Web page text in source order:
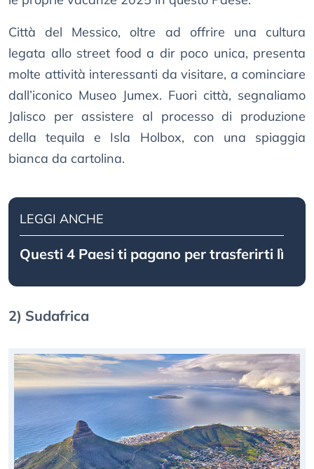
Città del Messico, oltre ad offrire una cultura
legata allo street food a dir poco unica, presenta
molte attività interessanti da visitare, a cominciare
dall’iconico Museo Jumex. Fuori città, segnaliamo
Jalisco per assistere al processo di produzione
della tequila e Isla Holbox, con una spiaggia
bianca da cartolina.
LEGGI ANCHE
Questi 4 Paesi ti pagano per trasferirti lì
2) Sudafrica